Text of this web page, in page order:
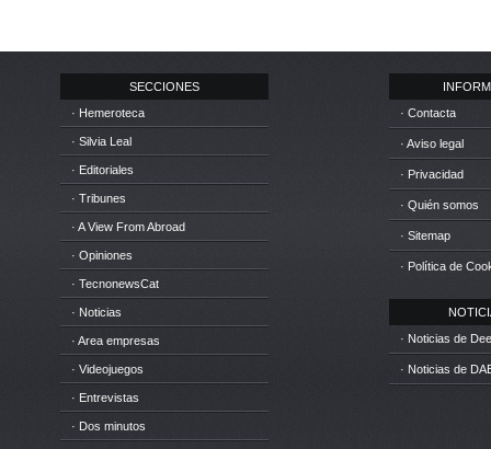
SECCIONES
· Hemeroteca
· Silvia Leal
· Editoriales
· Tribunes
· A View From Abroad
· Opiniones
· TecnonewsCat
· Noticias
· Area empresas
· Videojuegos
· Entrevistas
· Dos minutos
· Contacta
· Aviso legal
· Privacidad
· Quién somos
· Sitemap
· Política de
· Noticias de
· Noticias de